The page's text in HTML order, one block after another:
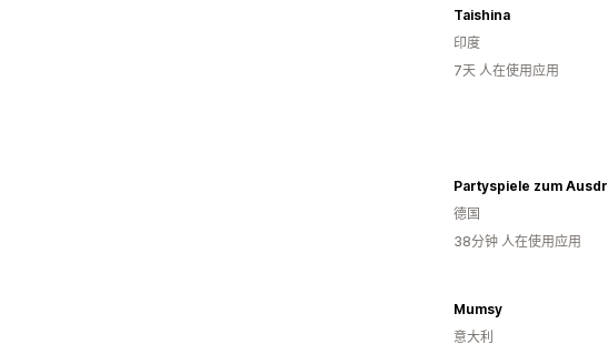
Taishina
印度
7天 人在使用应用
德国
38分钟 人在使用应用
Mumsy
意大利